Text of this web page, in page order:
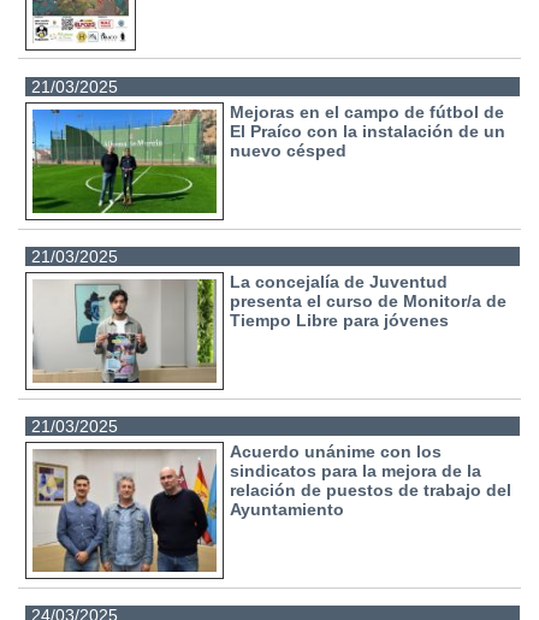
21/03/2025
Mejoras en el campo de fútbol de
El Praíco con la instalación de un
nuevo césped
21/03/2025
La concejalía de Juventud
presenta el curso de Monitor/a de
Tiempo Libre para jóvenes
21/03/2025
Acuerdo unánime con los
sindicatos para la mejora de la
relación de puestos de trabajo del
Ayuntamiento
24/03/2025